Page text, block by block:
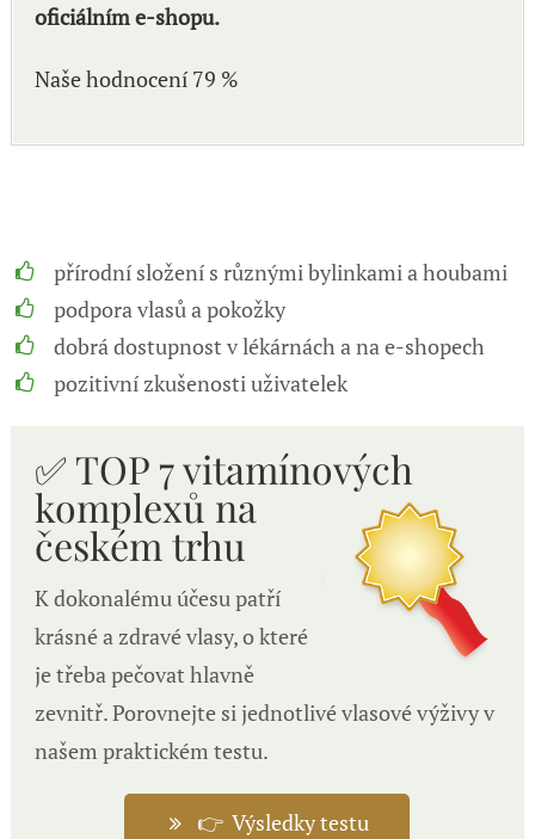
oficiálním e-shopu.
Naše hodnocení 79 %
přírodní složení s různými bylinkami a houbami
podpora vlasů a pokožky
dobrá dostupnost v lékárnách a na e-shopech
pozitivní zkušenosti uživatelek
✅ TOP 7 vitamínových
komplexů na
českém trhu
K dokonalému účesu patří
krásné a zdravé vlasy, o které
je třeba pečovat hlavně
zevnitř. Porovnejte si jednotlivé vlasové výživy v
našem praktickém testu.
👉 Výsledky testu